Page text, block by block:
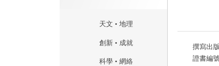
天文 • 地理
創新 • 成就
科學 • 網絡
撰寫出
證書編